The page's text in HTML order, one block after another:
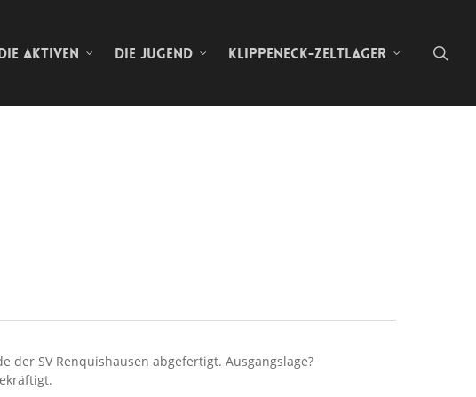
AKTIVEN DIE JUGEND KLIPPENECK-ZELTLAGER
der SV Renquishausen abgefertigt. Ausgangslage?